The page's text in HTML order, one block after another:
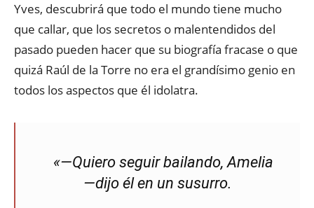
Yves, descubrirá que todo el mundo tiene mucho
que callar, que los secretos o malentendidos del
pasado pueden hacer que su biografía fracase o que
quizá Raúl de la Torre no era el grandísimo genio en
todos los aspectos que él idolatra.
«―Quiero seguir bailando, Amelia
―dijo él en un susurro.